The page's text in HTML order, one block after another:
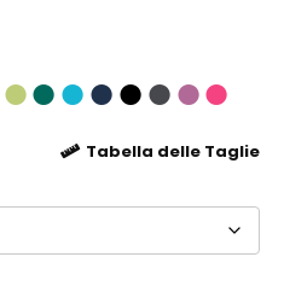
●●●●●●●●
Tabella delle Taglie